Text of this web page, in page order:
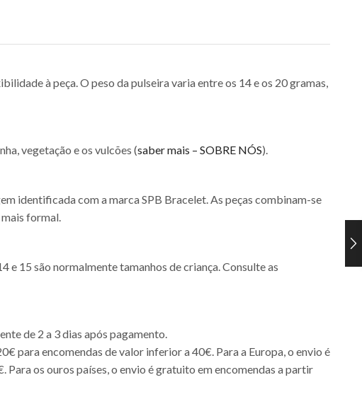
à peça. O peso da pulseira varia entre os 14 e os 20 gramas,
vegetação e os vulcões (saber mais – SOBRE NÓS).
identificada com a marca SPB Bracelet. As peças combinam-se
formal.
e 15 são normalmente tamanhos de criança. Consulte as
de 2 a 3 dias após pagamento.
para encomendas de valor inferior a 40€. Para a Europa, o envio é
os ouros países, o envio é gratuito em encomendas a partir